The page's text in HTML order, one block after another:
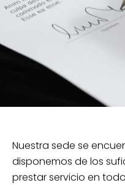
Nuestra sede se
disponemos de los
prestar servicio en